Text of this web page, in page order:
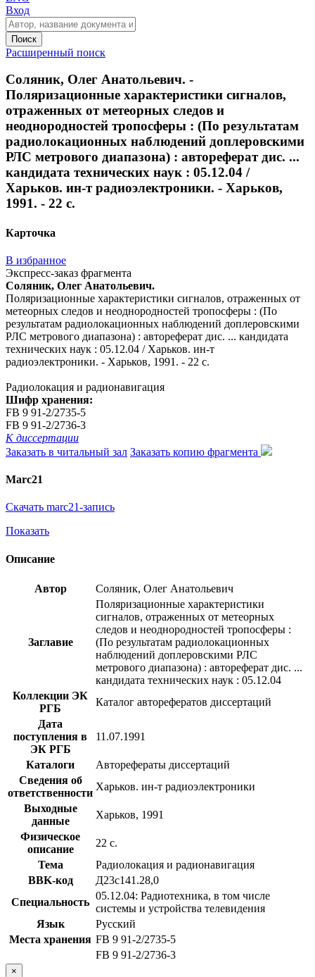
Вход
Поиск
Расширенный поиск
Соляник, Олег Анатольевич. -
Поляризационные характеристики сигналов,
отраженных от метеорных следов и
неоднородностей тропосферы : (По результатам
радиолокационных наблюдений доплеровскими
РЛС метрового диапазона) : автореферат дис. ...
кандидата технических наук : 05.12.04 /
Харьков. ин-т радиоэлектроники. - Харьков,
1991. - 22 с.
Карточка
В избранное
Экспресс-заказ фрагмента
Соляник, Олег Анатольевич.
Поляризационные характеристики сигналов, отраженных от
метеорных следов и неоднородностей тропосферы : (По
результатам радиолокационных наблюдений доплеровскими
РЛС метрового диапазона) : автореферат дис. ... кандидата
технических наук : 05.12.04 / Харьков. ин-т
радиоэлектроники. - Харьков, 1991. - 22 с.
Радиолокация и радионавигация
Шифр хранения:
FB 9 91-2/2735-5
FB 9 91-2/2736-3
К диссертации
Заказать в читальный зал Заказать копию фрагмента
Marc21
Скачать marc21-запись
Показать
Описание
Автор Соляник, Олег Анатольевич
Заглавие
Поляризационные характеристики
сигналов, отраженных от метеорных
следов и неоднородностей тропосферы :
(По результатам радиолокационных
наблюдений доплеровскими РЛС
метрового диапазона) : автореферат дис. ...
кандидата технических наук : 05.12.04
Коллекции ЭК
РГБ
Каталог авторефератов диссертаций
Дата
поступления в
ЭК РГБ
11.07.1991
Каталоги
Авторефераты диссертаций
Сведения об
ответственности
Харьков. ин-т радиоэлектроники
Выходные
данные
Харьков, 1991
Физическое
описание
22 с.
Тема
Радиолокация и радионавигация
BBK-код
Д23с141.28,0
Специальность
05.12.04: Радиотехника, в том числе
системы и устройства телевидения
Язык
Русский
Места хранения FB 9 91-2/2735-5
FB 9 91-2/2736-3
×